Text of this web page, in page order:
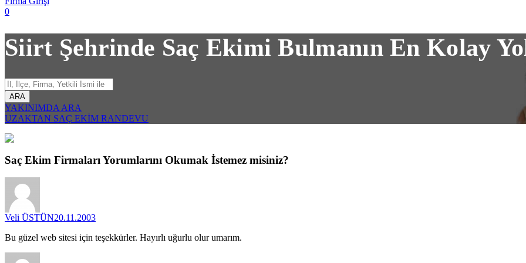
0
Siirt Şehrinde Saç Ekimi Bulmanın En Kolay
ARA
YAKINIMDA ARA
UZAKTAN SAÇ EKİM RANDEVU
Saç Ekim Firmaları Yorumlarını Okumak İstemez misiniz?
Veli ÜSTÜN20.11.2003
Bu güzel web sitesi için teşekkürler. Hayırlı uğurlu olur umarım.